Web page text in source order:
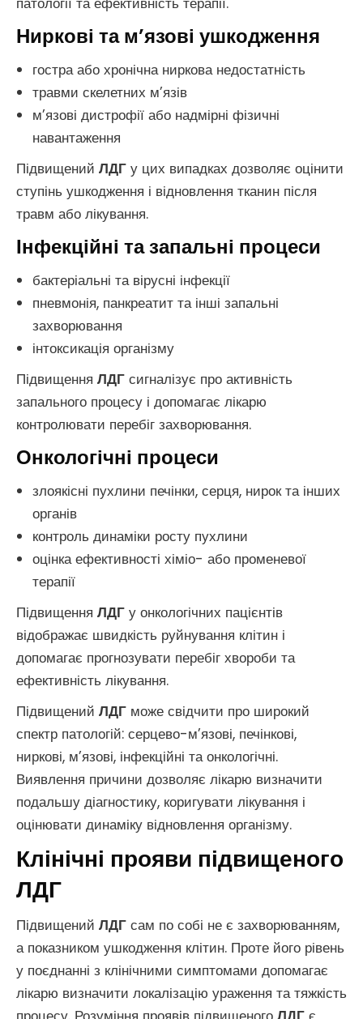
Ниркові та м’язові ушкодження
гостра або хронічна ниркова недостатність
травми скелетних м’язів
м’язові дистрофії або надмірні фізичні
навантаження
Підвищений ЛДГ у цих випадках дозволяє оцінити
ступінь ушкодження і відновлення тканин після
травм або лікування.
Інфекційні та запальні процеси
бактеріальні та вірусні інфекції
пневмонія, панкреатит та інші запальні
захворювання
інтоксикація організму
Підвищення ЛДГ сигналізує про активність
запального процесу і допомагає лікарю
контролювати перебіг захворювання.
Онкологічні процеси
злоякісні пухлини печінки, серця, нирок та інших
органів
контроль динаміки росту пухлини
оцінка ефективності хіміо- або променевої
терапії
Підвищення ЛДГ у онкологічних пацієнтів
відображає швидкість руйнування клітин і
допомагає прогнозувати перебіг хвороби та
ефективність лікування.
Підвищений ЛДГ може свідчити про широкий
спектр патологій: серцево-м’язові, печінкові,
ниркові, м’язові, інфекційні та онкологічні.
Виявлення причини дозволяє лікарю визначити
подальшу діагностику, коригувати лікування і
оцінювати динаміку відновлення організму.
Клінічні прояви підвищеного
ЛДГ
Підвищений ЛДГ сам по собі не є захворюванням,
а показником ушкодження клітин. Проте його рівень
у поєднанні з клінічними симптомами допомагає
лікарю визначити локалізацію ураження та тяжкість